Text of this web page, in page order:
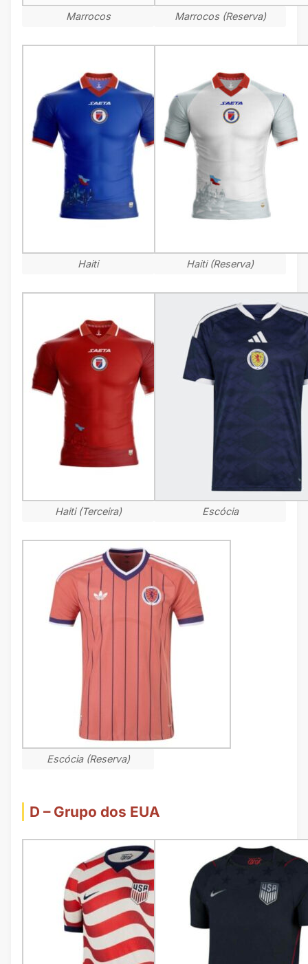
Marrocos Marrocos (Reserva)
Haiti Haiti (Reserva)
Haiti (Terceira) Escócia
Escócia (Reserva)
D – Grupo dos EUA